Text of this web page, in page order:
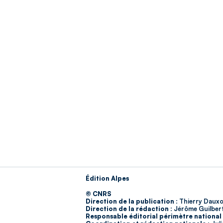
Édition Alpes
© CNRS
Direction de la publication : Thierry
Direction de la rédaction : Jérôme
Responsable éditorial périmètre national